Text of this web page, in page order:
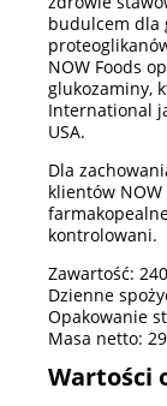
budulcem dla
NOW Foods
glukozaminy,
International
USA.
Dla
klientów
kontrolowani.
Zawartość:
Dzienne
Opakowanie
Masa netto:
Wartości